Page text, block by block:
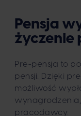
Pensja
życzenie
Pre-pensja to
pensji. Dzięki
możliwość
pracodawcy.